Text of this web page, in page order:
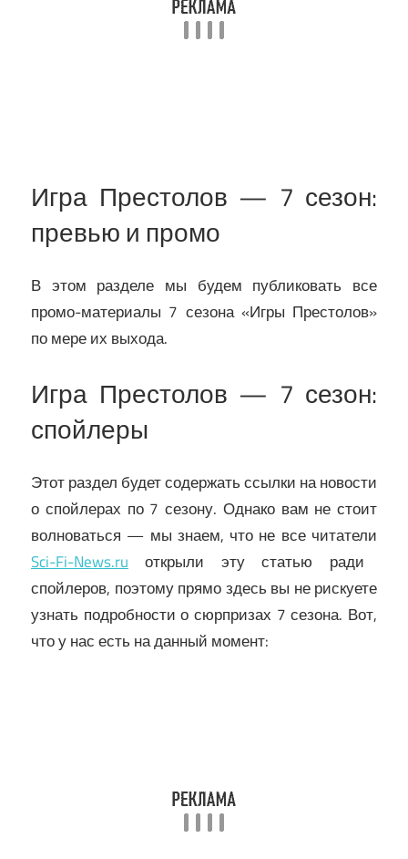
Игра Престолов — 7 сезон:
превью и промо
В этом разделе мы будем публиковать все
промо-материалы 7 сезона «Игры Престолов»
по мере их выхода.
Игра Престолов — 7 сезон:
спойлеры
Этот раздел будет содержать ссылки на новости
о спойлерах по 7 сезону. Однако вам не стоит
волноваться — мы знаем, что не все читатели
Sci-Fi-News.ru открыли эту статью ради
спойлеров, поэтому прямо здесь вы не рискуете
узнать подробности о сюрпризах 7 сезона. Вот,
что у нас есть на данный момент: